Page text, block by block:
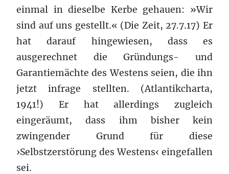
einmal in dieselbe Kerbe gehauen: »Wir
sind auf uns gestellt.« (Die Zeit, 27.7.17) Er
hat darauf hingewiesen, dass es
ausgerechnet die Gründungs- und
Garantiemächte des Westens seien, die ihn
jetzt infrage stellten. (Atlantikcharta,
1941!) Er hat allerdings zugleich
eingeräumt, dass ihm bisher kein
zwingender Grund für diese
›Selbstzerstörung des Westens‹ eingefallen
sei.